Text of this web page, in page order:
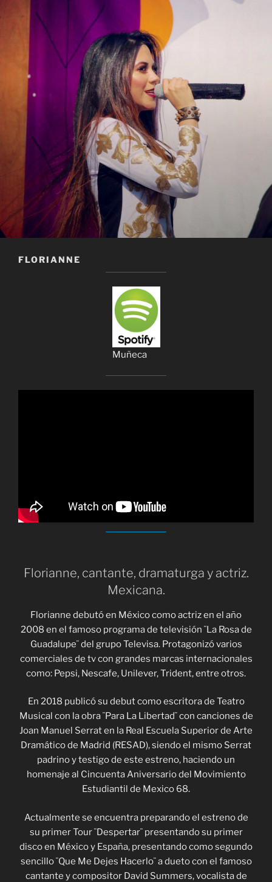
FLORIANNE
Muñeca
Florianne, cantante, dramaturga y actriz.
Mexicana.
Florianne debutó en México como actriz en el año
2008 en el famoso programa de televisión ¨La Rosa de
Guadalupe¨ del grupo Televisa. Protagonizó varios
comerciales de tv con grandes marcas internacionales
como: Pepsi, Nescafe, Unilever, Trident, entre otros.
En 2018 publicó su debut como escritora de Teatro
Musical con la obra ¨Para La Libertad¨ con canciones de
Joan Manuel Serrat en la Real Escuela Superior de Arte
Dramático de Madrid (RESAD), siendo el mismo Serrat
padrino y testigo de este estreno, haciendo un
homenaje al Cincuenta Aniversario del Movimiento
Estudiantil de Mexico 68.
Actualmente se encuentra preparando el estreno de
su primer Tour ¨Despertar¨ presentando su primer
disco en México y España, presentando como segundo
sencillo ¨Que Me Dejes Hacerlo¨ a dueto con el famoso
cantante y compositor David Summers, vocalista de